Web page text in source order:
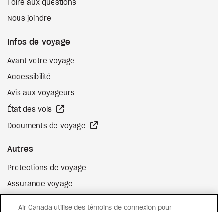
Foire aux questions
Nous joindre
Infos de voyage
Avant votre voyage
Accessibilité
Avis aux voyageurs
État des vols
Documents de voyage
Autres
Protections de voyage
Assurance voyage
Air Canada utilise des témoins de connexion pour